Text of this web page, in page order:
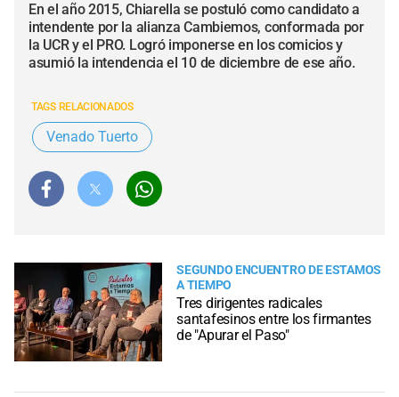
En el año 2015, Chiarella se postuló como candidato a
intendente por la alianza Cambiemos, conformada por
la UCR y el PRO. Logró imponerse en los comicios y
asumió la intendencia el 10 de diciembre de ese año.
TAGS RELACIONADOS
Venado Tuerto
SEGUNDO ENCUENTRO DE ESTAMOS
A TIEMPO
Tres dirigentes radicales
santafesinos entre los firmantes
de "Apurar el Paso"